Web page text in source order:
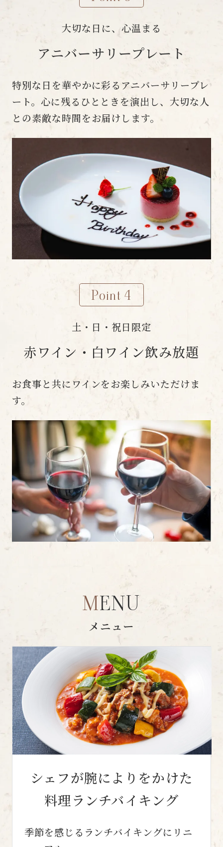
大切な日に、心温まる
アニバーサリープレート
特別な日を華やかに彩るアニバーサリープレ
ート。心に残るひとときを演出し、大切な人
との素敵な時間をお届けします。
Point 4
土・日・祝日限定
赤ワイン・白ワイン飲み放題
お食事と共にワインをお楽しみいただけま
す。
MENU
MENU
メニュー
シェフが腕によりをかけた
料理ランチバイキング
季節を感じるランチバイキングにリニ